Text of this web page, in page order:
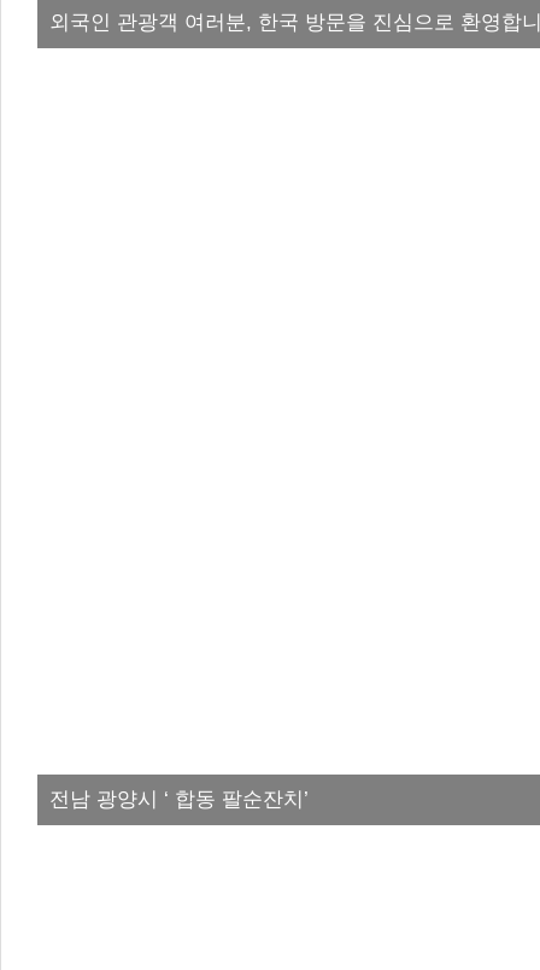
외국인 관광객 여러분, 한국 방문을 진심으로 환영합
전남 광양시 ‘ 합동 팔순잔치’